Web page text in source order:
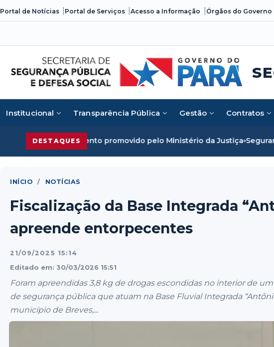
Portal de Notícias Portal de Serviços Acesso a Informação Órgãos do Governo
Institucional Transparência Pública Gestão Contratos
DESTAQUES
promovido pelo Ministério da Justiça Segurança Pública do Pará
INÍCIO / NOTÍCIAS
Fiscalização da Base Integrada
apreende entorpecentes
21/09/2025 15:14
Editado em: 30/03/2026 15:51
Foram apreendidas 3,8 kg de drogas escondidas no interior de
de segurança pública que atuam na Base Fluvial Integrada
município de Breves,...